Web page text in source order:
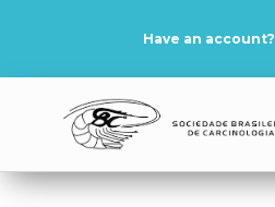
Have an account?